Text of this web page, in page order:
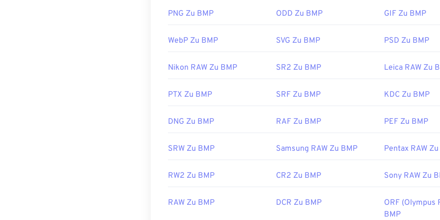
Extrahieren einzeln in andere Dateitypen konvertieren, z. B.
CBZ in JPGoder
Erstveröffentlichung:
https://de.wikipedia.org/wiki/Comic-Book-Format
Verknüpfung mit Microsoft kann eine geräteunabhängige BMP (DIB) auf fast
erstellen, beispielsweise mit
Adobe Illustrator
. Wenn Sie die BMP-Datei in
BMP-Dateien sind Adobe
Photoshop, Microsoft Apple Preview,
20. November 1985
Nützliche Links:
https://docs.microsoft.com/en-us/windows/win32/gdi/bitmaps
PNG Zu BMP ODD Zu BMP GIF Zu BMP
WebP Zu BMP SVG Zu BMP PSD Zu BMP
Nikon RAW Zu BMP SR2 Zu BMP Leica RAW Zu
PTX Zu BMP SRF Zu BMP KDC Zu BMP
DNG Zu BMP RAF Zu BMP PEF Zu BMP
SRW Zu BMP Samsung RAW Zu BMP Pentax RAW
RW2 Zu BMP CR2 Zu BMP Sony RAW Zu
RAW Zu BMP DCR Zu BMP
ORF (Olympus
BMP